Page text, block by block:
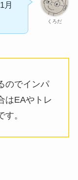
くろだ
月
のでインパ
はEAやトレ
。